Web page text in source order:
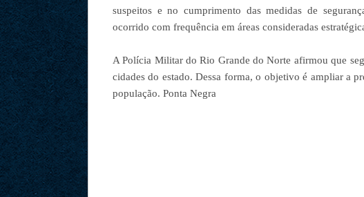
suspeitos e no cumprimento das medidas de
ocorrido com frequência em áreas consideradas
A Polícia Militar do Rio Grande do Norte afirmou que
cidades do estado. Dessa forma, o objetivo é ampliar a
população. Ponta Negra